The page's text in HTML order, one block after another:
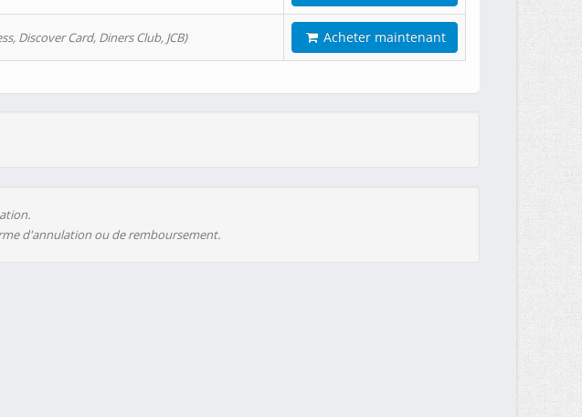
Discover Card, Diners Club, JCB) Acheter maintenant
d'annulation ou de remboursement.